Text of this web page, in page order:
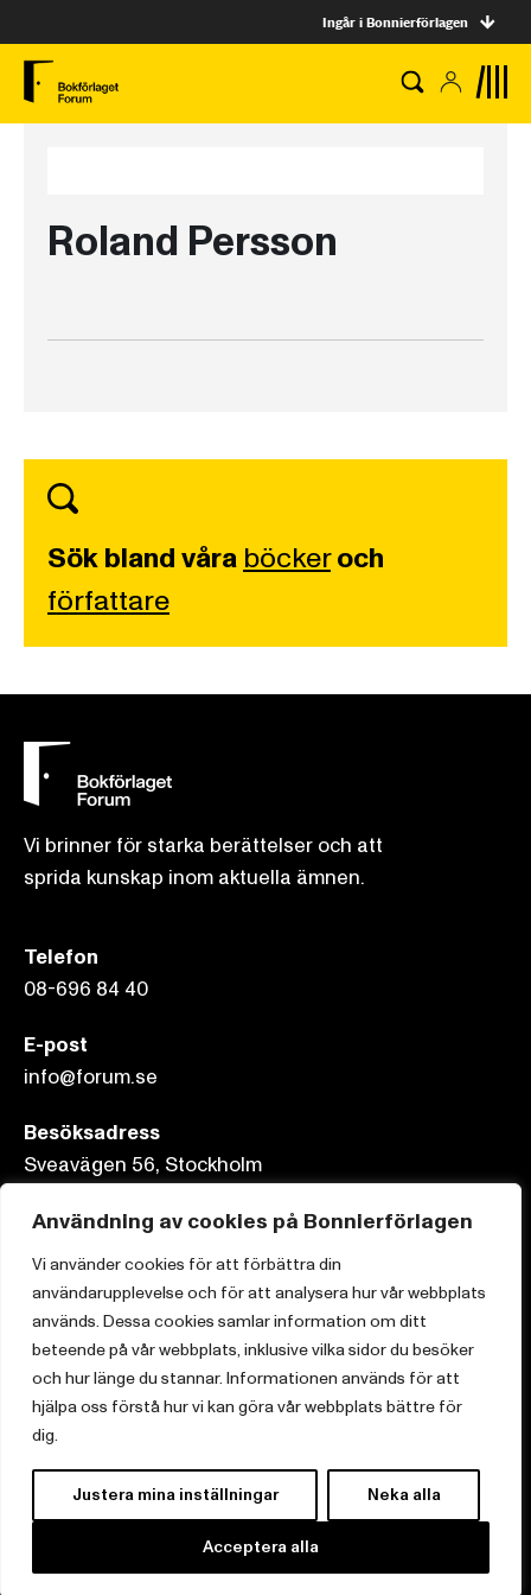
Användning av cookies på Bonnierförlagen
Vi använder cookies för att förbättra din
användarupplevelse och för att analysera hur vår webbplats
används. Dessa cookies samlar information om ditt
beteende på vår webbplats, inklusive vilka sidor du besöker
och hur länge du stannar. Informationen används för att
hjälpa oss förstå hur vi kan göra vår webbplats bättre för
dig.
Justera mina inställningar Neka alla
Acceptera alla
Ingår i Bonnierförlagen
Roland Persson
Sök bland våra böckeroch
författare
Vi brinner för starka berättelser och att
sprida kunskap inom aktuella ämnen.
Telefon
08-696 84 40
E-post
info@forum.se
Besöksadress
Sveavägen 56, Stockholm
Postadress
Box 3159, 103 63 Stockholm
Om Bonnierförlagen
Cookies
Integritetspolicy